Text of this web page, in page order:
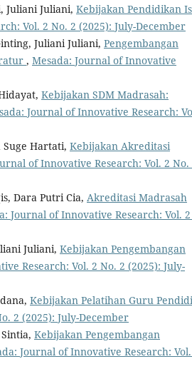
Juliani Juliani, Kebijakan Pendidikan
Vol. 2 No. 2 (2025): July-December
Juliani Juliani, Pengembangan
, Mesada: Journal of Innovative
Kebijakan SDM Madrasah:
Journal of Innovative Research:
Suge Hartati, Kebijakan Akreditasi
of Innovative Research: Vol. 2 No.
Dara Putri Cia, Akreditasi Madrasah
Journal of Innovative Research: Vol.
Juliani, Kebijakan Pengembangan
Research: Vol. 2 No. 2 (2025): July-
Kebijakan Pelatihan Guru
2 (2025): July-December
Kebijakan Pengembangan
Journal of Innovative Research: